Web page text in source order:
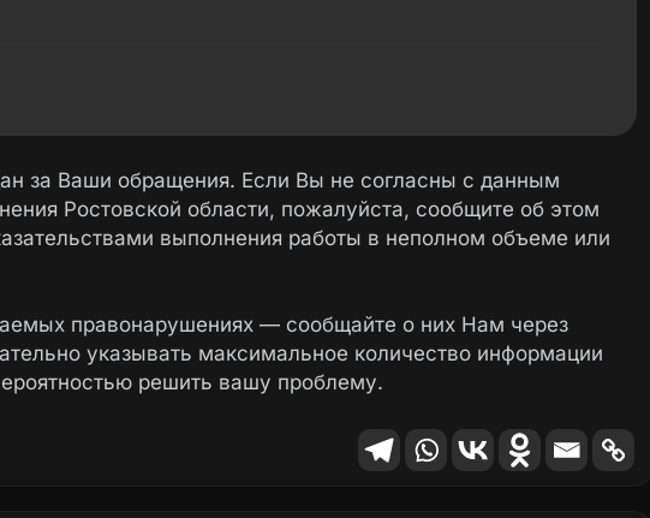
информации в министерство
проводятся работы по профилактике и уничтожению
обработка проведена 27 апреля 2024 года.
«ДЕЗ услуги» от 09.02.2024 № 210/24.
«ГБСМИ им. В. И. Ленина» не смогли связаться с вами
за Ваши обращения. Если Вы не согласны с данным
Ростовской области, пожалуйста, сообщите об этом
выполнения работы в неполном объеме или
правонарушениях — сообщайте о них Нам через
указывать максимальное количество информации
решить вашу проблему.